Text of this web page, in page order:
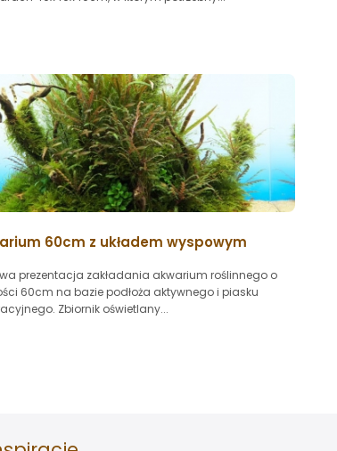
60cm z układem wyspowym
prezentacja zakładania akwarium roślinnego o
60cm na bazie podłoża aktywnego i piasku
Zbiornik oświetlany...